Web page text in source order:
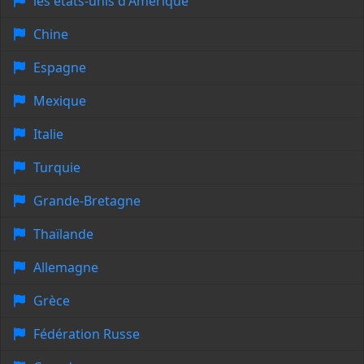
Chine
Espagne
Mexique
Italie
Turquie
Grande-Bretagne
Thaïlande
Allemagne
Grèce
Fédération Russe